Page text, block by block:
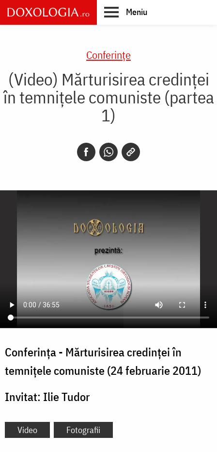
Skip
to
main
Meniu
Conferințe
(Video) Mărturisirea credinței
în temnițele comuniste (partea
1)
Conferința - Mărturisirea credinței în
temnițele comuniste (24 februarie 2011)
Invitat: Ilie Tudor
Video Fotografii